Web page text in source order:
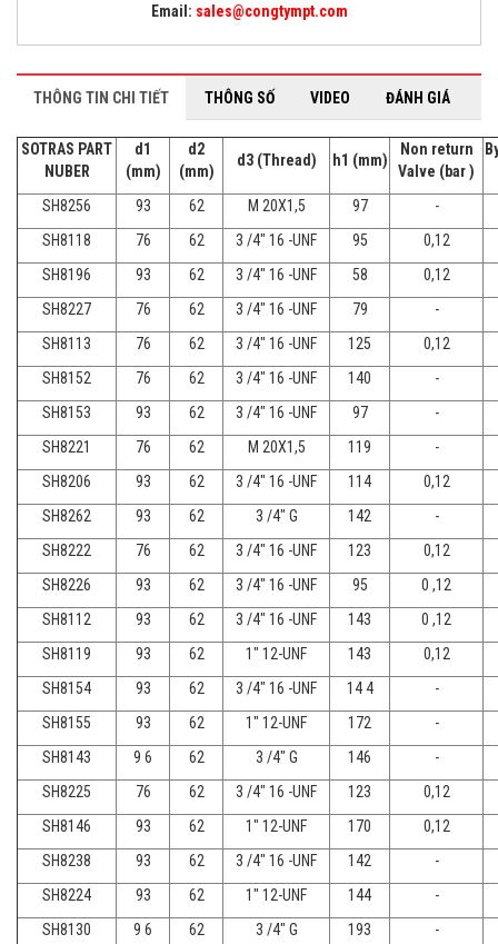
Email: sales@congtympt.com
THÔNG TIN CHI TIẾT THÔNG SỐ VIDEO ĐÁNH GIÁ
SOTRAS PART
NUBER
d1
(mm)
d2
(mm)
d3 (Thread) h1 (mm)
Non return
Valve (bar )
SH8256 93 62 M 20X1,5 97
-
SH8118
76 62 3 /4" 16 -UNF 95
0,12
SH8196
93 62 3 /4" 16 -UNF 58
0,12
SH8227
76 62 3 /4" 16 -UNF 79
-
SH8113
76 62 3 /4" 16 -UNF 125
0,12
SH8152
76 62 3 /4" 16 -UNF 140
-
SH8153
93 62 3 /4" 16 -UNF 97
-
SH8221
76 62 M 20X1,5 119
-
SH8206
93 62 3 /4" 16 -UNF 114
0,12
SH8262
93 62 3 /4" G 142
-
SH8222
76 62 3 /4" 16 -UNF 123
0,12
SH8226
93 62 3 /4" 16 -UNF 95
0 ,12
SH8112
93 62 3 /4" 16 -UNF 143
0 ,12
SH8119
93 62 1" 12-UNF 143
0,12
SH8154
93 62 3 /4" 16 -UNF 14 4
-
SH8155
93 62 1" 12-UNF 172
-
SH8143
9 6 62 3 /4" G 146
-
SH8225
76 62 3 /4" 16 -UNF 123
0,12
SH8146
93 62 1" 12-UNF 170
0,12
SH8238
93 62 3 /4" 16 -UNF 142
-
SH8224
93 62 1" 12-UNF 144
-
SH8130
9 6 62 3 /4" G 193
-